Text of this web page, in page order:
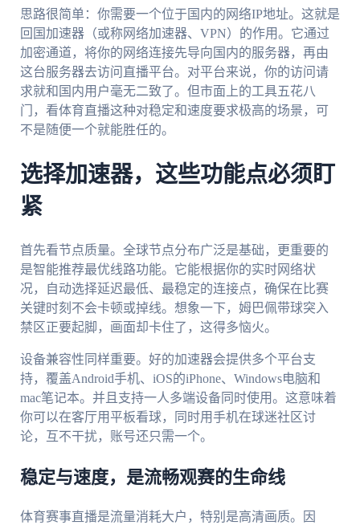
思路很简单：你需要一个位于国内的网络IP地址。这就是
回国加速器（或称网络加速器、VPN）的作用。它通过
加密通道，将你的网络连接先导向国内的服务器，再由
这台服务器去访问直播平台。对平台来说，你的访问请
求就和国内用户毫无二致了。但市面上的工具五花八
门，看体育直播这种对稳定和速度要求极高的场景，可
不是随便一个就能胜任的。
选择加速器，这些功能点必须盯
紧
首先看节点质量。全球节点分布广泛是基础，更重要的
是智能推荐最优线路功能。它能根据你的实时网络状
况，自动选择延迟最低、最稳定的连接点，确保在比赛
关键时刻不会卡顿或掉线。想象一下，姆巴佩带球突入
禁区正要起脚，画面却卡住了，这得多恼火。
设备兼容性同样重要。好的加速器会提供多个平台支
持，覆盖Android手机、iOS的iPhone、Windows电脑和
mac笔记本。并且支持一人多端设备同时使用。这意味着
你可以在客厅用平板看球，同时用手机在球迷社区讨
论，互不干扰，账号还只需一个。
稳定与速度，是流畅观赛的生命线
体育赛事直播是流量消耗大户，特别是高清画质。因